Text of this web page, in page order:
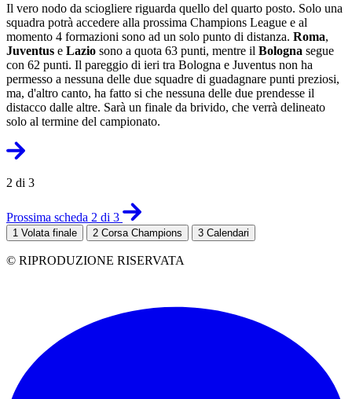
Il vero nodo da sciogliere riguarda quello del quarto posto. Solo una
squadra potrà accedere alla prossima Champions League e al
momento 4 formazioni sono ad un solo punto di distanza. Roma,
Juventus e Lazio sono a quota 63 punti, mentre il Bologna segue
con 62 punti. Il pareggio di ieri tra Bologna e Juventus non ha
permesso a nessuna delle due squadre di guadagnare punti preziosi,
ma, d'altro canto, ha fatto si che nessuna delle due prendesse il
distacco dalle altre. Sarà un finale da brivido, che verrà delineato
solo al termine del campionato.
2 di 3
Prossima scheda 2 di 3
1 Volata finale 2 Corsa Champions 3 Calendari
© RIPRODUZIONE RISERVATA